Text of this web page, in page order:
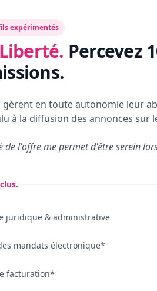
expérimentés
Percevez
gèrent en toute autonomie leur
à la diffusion des annonces sur
de l'offre me permet d'être serein
juridique & administrative
mandats électronique*
facturation*